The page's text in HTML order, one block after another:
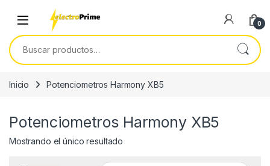
Skip to navigation
Skip to content
0
Buscar por:
Inicio Potenciometros Harmony XB5
Potenciometros Harmony XB5
Mostrando el único resultado